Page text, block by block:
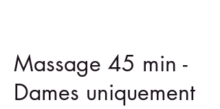
Massage 45 min -
Dames uniquement